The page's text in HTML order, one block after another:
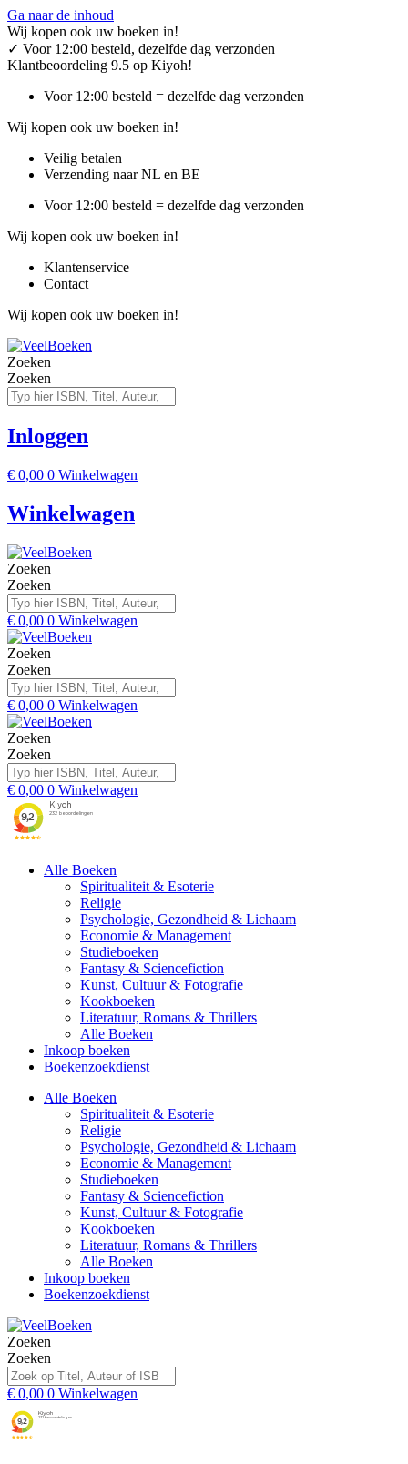
Ga naar de inhoud
Wij kopen ook uw boeken in!
✓ Voor 12:00 besteld, dezelfde dag verzonden
Klantbeoordeling 9.5 op Kiyoh!
Voor 12:00 besteld = dezelfde dag verzonden
Wij kopen ook uw boeken in!
Veilig betalen
Verzending naar NL en BE
Voor 12:00 besteld = dezelfde dag verzonden
Wij kopen ook uw boeken in!
Klantenservice
Contact
Wij kopen ook uw boeken in!
Zoeken
Zoeken
Inloggen
€ 0,00 0 Winkelwagen
Winkelwagen
Zoeken
Zoeken
€ 0,00 0 Winkelwagen
Zoeken
Zoeken
€ 0,00 0 Winkelwagen
Zoeken
Zoeken
€ 0,00 0 Winkelwagen
Alle Boeken
Spiritualiteit & Esoterie
Religie
Psychologie, Gezondheid & Lichaam
Economie & Management
Studieboeken
Fantasy & Sciencefiction
Kunst, Cultuur & Fotografie
Kookboeken
Literatuur, Romans & Thrillers
Alle Boeken
Inkoop boeken
Boekenzoekdienst
Alle Boeken
Spiritualiteit & Esoterie
Religie
Psychologie, Gezondheid & Lichaam
Economie & Management
Studieboeken
Fantasy & Sciencefiction
Kunst, Cultuur & Fotografie
Kookboeken
Literatuur, Romans & Thrillers
Alle Boeken
Inkoop boeken
Boekenzoekdienst
Zoeken
Zoeken
€ 0,00 0 Winkelwagen